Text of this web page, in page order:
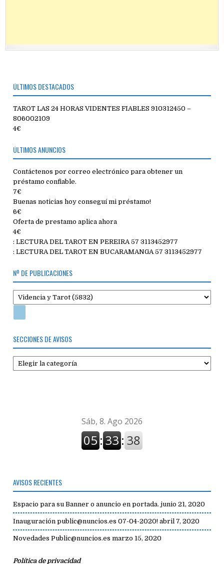
ÚLTIMOS DESTACADOS
TAROT LAS 24 HORAS VIDENTES FIABLES 910312450 –
806002109
4€
ÚLTIMOS ANUNCIOS
Contáctenos por correo electrónico para obtener un
préstamo confiable.
7€
Buenas noticias hoy conseguí mi préstamo!
6€
Oferta de prestamo aplica ahora
4€
: LECTURA DEL TAROT EN PEREIRA 57 3113452977
: LECTURA DEL TAROT EN BUCARAMANGA 57 3113452977
Nº DE PUBLICACIONES
SECCIONES DE AVISOS
Secciones
de
AVISOS RECIENTES
Espacio para su Banner o anuncio en portada. junio 21, 2020
Inauguración public@nuncios.es 07-04-2020! abril 7, 2020
Novedades Public@nuncios.es marzo 15, 2020
Política de privacidad